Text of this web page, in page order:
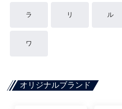
ラ リ ル
ワ
オリジナルブランド